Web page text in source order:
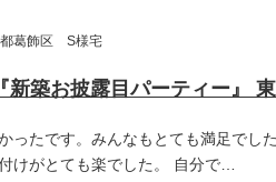
葛飾区 S様宅
ったです。みんなもとても満足でした
けがとても楽でした。
自分で…